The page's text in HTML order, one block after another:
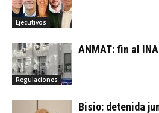
Ejecutivos
Regulaciones
ANMAT: fin al
Bisio: detenida